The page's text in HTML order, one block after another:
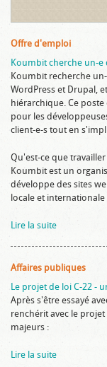
Offre d'emploi
Koumbit cherche un-e
Koumbit recherche
WordPress et Drupal,
hiérarchique. Ce
pour les
client-e-s tout en
Qu'est-ce que
Koumbit est un
développe des sites
locale et
Lire la suite
Affaires publiques
Le projet de loi C-22 -
Après s'être essayé
renchérit avec le
majeurs :
Lire la suite